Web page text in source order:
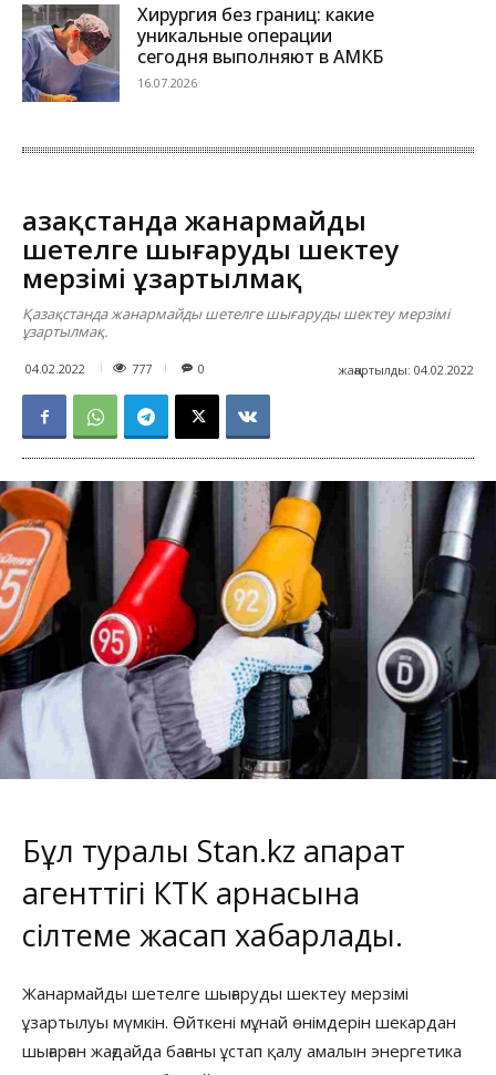
Хирургия без границ: какие
уникальные операции
сегодня выполняют в АМКБ
16.07.2026